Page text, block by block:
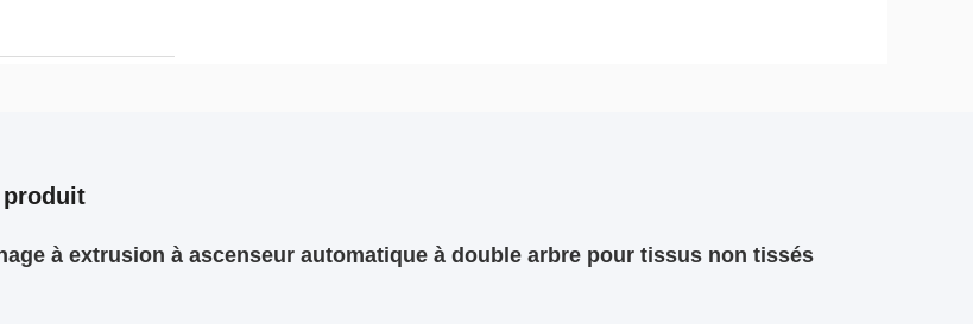
à extrusion à ascenseur automatique à double arbre pour tissus non tissés